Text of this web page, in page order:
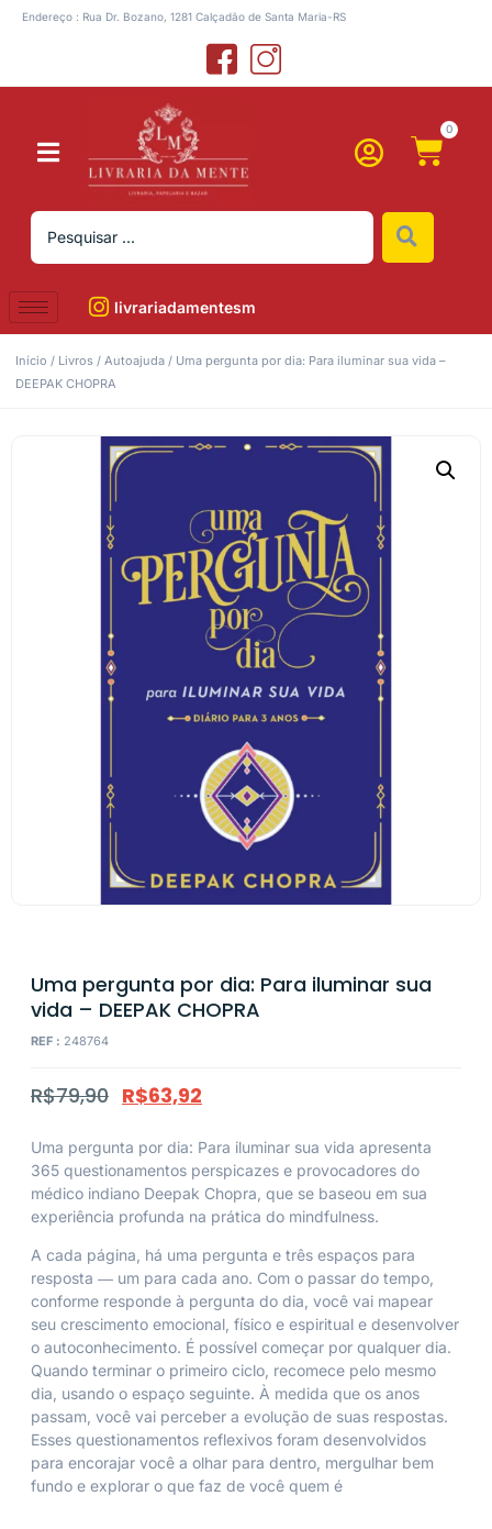
Endereço : Rua Dr. Bozano, 1281 Calçadão de Santa Maria-RS
0
livrariadamentesm
Início / Livros / Autoajuda / Uma pergunta por dia: Para iluminar sua vida –
DEEPAK CHOPRA
Uma pergunta por dia: Para iluminar sua
vida – DEEPAK CHOPRA
REF : 248764
R$79,90 R$63,92
Uma pergunta por dia: Para iluminar sua vida apresenta
365 questionamentos perspicazes e provocadores do
médico indiano Deepak Chopra, que se baseou em sua
experiência profunda na prática do mindfulness.
A cada página, há uma pergunta e três espaços para
resposta ― um para cada ano. Com o passar do tempo,
conforme responde à pergunta do dia, você vai mapear
seu crescimento emocional, físico e espiritual e desenvolver
o autoconhecimento. É possível começar por qualquer dia.
Quando terminar o primeiro ciclo, recomece pelo mesmo
dia, usando o espaço seguinte. À medida que os anos
passam, você vai perceber a evolução de suas respostas.
Esses questionamentos reflexivos foram desenvolvidos
para encorajar você a olhar para dentro, mergulhar bem
fundo e explorar o que faz de você quem é